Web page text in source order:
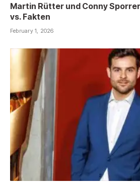
Martin Rütter und Conny
vs. Fakten
February 1, 2026